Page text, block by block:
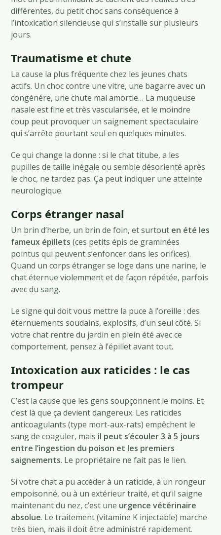
différentes, du petit choc sans conséquence à
l’intoxication silencieuse qui s’installe sur plusieurs
jours.
Traumatisme et chute
La cause la plus fréquente chez les jeunes chats
actifs. Un choc contre une vitre, une bagarre avec un
congénère, une chute mal amortie… La muqueuse
nasale est fine et très vascularisée, et le moindre
coup peut provoquer un saignement spectaculaire
qui s’arrête pourtant seul en quelques minutes.
Ce qui change la donne : si le chat titube, a les
pupilles de taille inégale ou semble désorienté après
le choc, ne tardez pas. Ça peut indiquer une atteinte
neurologique.
Corps étranger nasal
Un brin d’herbe, un brin de foin, et surtout en été les
fameux épillets (ces petits épis de graminées
pointus qui peuvent s’enfoncer dans les orifices).
Quand un corps étranger se loge dans une narine, le
chat éternue violemment et de façon répétée, parfois
avec du sang.
Le signe qui doit vous mettre la puce à l’oreille : des
éternuements soudains, explosifs, d’un seul côté. Si
votre chat rentre du jardin en plein été avec ce
comportement, pensez à l’épillet avant tout.
Intoxication aux raticides : le cas
trompeur
C’est la cause que les gens soupçonnent le moins. Et
c’est là que ça devient dangereux. Les raticides
anticoagulants (type mort-aux-rats) empêchent le
sang de coaguler, mais il peut s’écouler 3 à 5 jours
entre l’ingestion du poison et les premiers
saignements. Le propriétaire ne fait pas le lien.
Si votre chat a pu accéder à un raticide, à un rongeur
empoisonné, ou à un extérieur traité, et qu’il saigne
maintenant du nez, c’est une urgence vétérinaire
absolue. Le traitement (vitamine K injectable) marche
très bien, mais il doit être administré rapidement.